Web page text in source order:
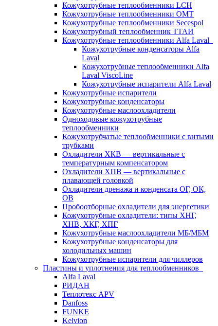
Кожухотрубные теплообменники LCH
Кожухотрубные теплообменники OMT
Кожухотрубные теплообменники Secespol
Кожухотрубный теплообменник ТТАИ
Кожухотрубные теплообменники Alfa Laval
Кожухотрубные конденсаторы Alfa
Laval
Кожухотрубные теплообменники Alfa
Laval ViscoLine
Кожухотрубные испарители Alfa Laval
Кожухотрубные испарители
Кожухотрубные конденсаторы
Кожухотрубные маслоохладители
Одноходовые кожухотрубные
теплообменники
Кожухотрубчатые теплообменники с витыми
трубками
Охладители ХКВ — вертикальные с
температурным компенсатором
Охладители ХПВ — вертикальные с
плавающей головкой
Охладители дренажа и конденсата ОГ, ОК,
ОВ
Пробоотборные охладители для энергетики
Кожухотрубные охладители: типы ХНГ,
ХНВ, ХКГ, ХПГ
Кожухотрубные маслоохладители МБ/МБМ
Кожухотрубные конденсаторы для
холодильных машин
Кожухотрубные испарители для чиллеров
Пластины и уплотнения для теплообменников
Alfa Laval
РИДАН
Теплотекс APV
Danfoss
FUNKE
Kelvion